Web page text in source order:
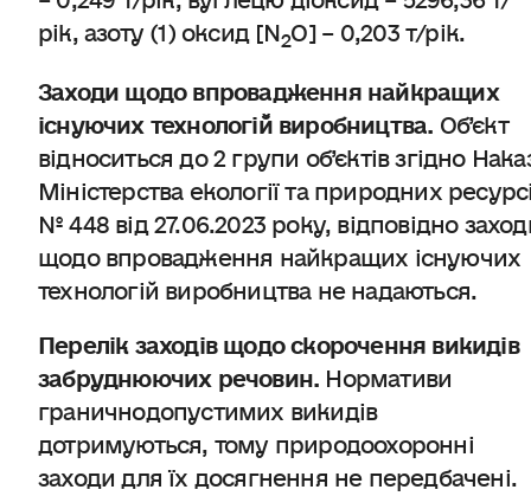
рік, азоту (1) оксид [N2O] – 0,203 т/рік.
Заходи щодо впровадженнянайкращих
існуючих технологій̆ виробництва.Об’єкт
відноситься до 2 групи об’єктів згідно
Міністерства екології та природних
№ 448 від 27.06.2023 року, відповідно
щодо впровадження найкращих існуючих
технологій виробництва не надаються.
Перелік заходів щодо скорочення викидів
забруднюючих речовин.Нормативи
граничнодопустимих викидів
дотримуються, тому природоохоронні
заходи для їх досягнення не передбачені.